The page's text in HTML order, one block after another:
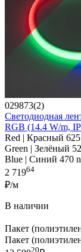
029873(2)
Светодиодная
RGB (14.4 W/m,
Red | Красный
Green | Зелёный
Blue | Синий 470
2 71964
₽/м
В наличии
Пакет
Пакет
20